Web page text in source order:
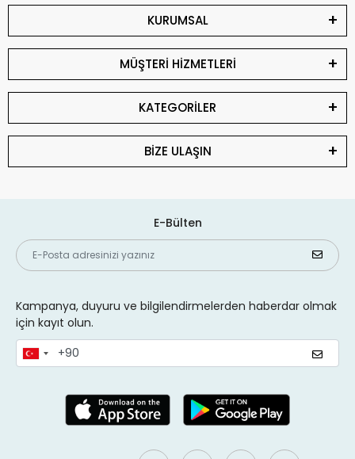
KURUMSAL
MÜŞTERİ HİZMETLERİ
KATEGORİLER
BİZE ULAŞIN
E-Bülten
Kampanya, duyuru ve bilgilendirmelerden haberdar olmak
için kayıt olun.